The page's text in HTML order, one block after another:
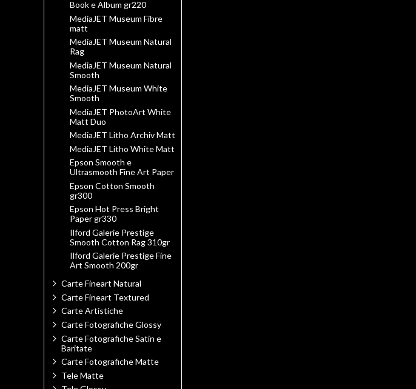
Book e Album gr220
MediaJET Museum Fibre
matt
MediaJET Museum Natural
Rag
MediaJET Museum Natural
Smooth
MediaJET Museum White
Smooth
MediaJET PhotoArt White
Matt Duo
MediaJET Litho Archiv Matt
MediaJET Litho White Matt
Epson Smooth e
Ultrasmooth Fine Art Paper
Epson Cotton Smooth
gr300
Epson Hot Press Bright
Paper gr330
Ilford Galerie Prestige
Smooth Cotton Rag 310gr
Ilford Galerie Prestige Fine
Art Smooth 200gr
Carte Fineart Natural
Carte Fineart Textured
Carte Artistiche
Carte Fotografiche Glossy
Carte Fotografiche Satin e
Baritate
Carte Fotografiche Matte
Tele Matte